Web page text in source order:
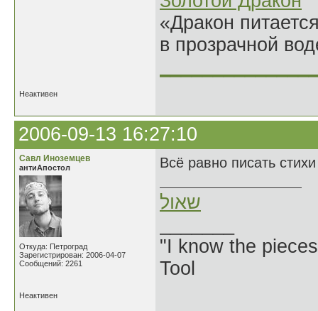
«Дракон
в прозрачной
Неактивен
2006-09-13 16:27:10
Савл Иноземцев
антиАпостол
Откуда: Петроград
Зарегистрирован: 2006-04-07
Сообщений: 2261
Всё равно писать
שאול
"I know the
Tool
Неактивен